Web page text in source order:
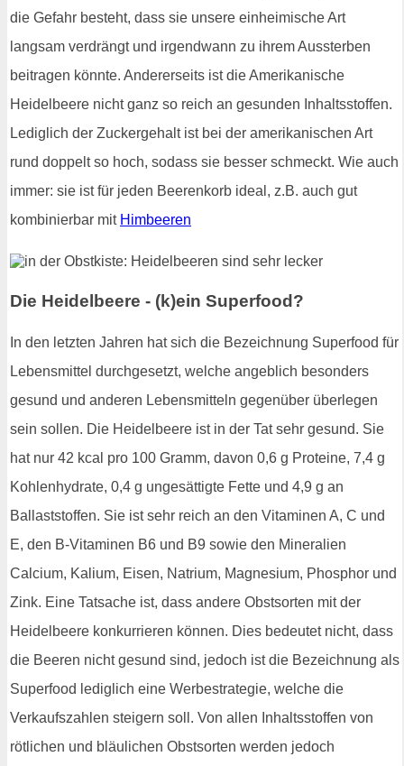
die Gefahr besteht, dass sie unsere einheimische Art
langsam verdrängt und irgendwann zu ihrem Aussterben
beitragen könnte. Andererseits ist die Amerikanische
Heidelbeere nicht ganz so reich an gesunden Inhaltsstoffen.
Lediglich der Zuckergehalt ist bei der amerikanischen Art
rund doppelt so hoch, sodass sie besser schmeckt. Wie auch
immer: sie ist für jeden Beerenkorb ideal, z.B. auch gut
kombinierbar mit Himbeeren
Die Heidelbeere - (k)ein Superfood?
In den letzten Jahren hat sich die Bezeichnung Superfood für
Lebensmittel durchgesetzt, welche angeblich besonders
gesund und anderen Lebensmitteln gegenüber überlegen
sein sollen. Die Heidelbeere ist in der Tat sehr gesund. Sie
hat nur 42 kcal pro 100 Gramm, davon 0,6 g Proteine, 7,4 g
Kohlenhydrate, 0,4 g ungesättigte Fette und 4,9 g an
Ballaststoffen. Sie ist sehr reich an den Vitaminen A, C und
E, den B-Vitaminen B6 und B9 sowie den Mineralien
Calcium, Kalium, Eisen, Natrium, Magnesium, Phosphor und
Zink. Eine Tatsache ist, dass andere Obstsorten mit der
Heidelbeere konkurrieren können. Dies bedeutet nicht, dass
die Beeren nicht gesund sind, jedoch ist die Bezeichnung als
Superfood lediglich eine Werbestrategie, welche die
Verkaufszahlen steigern soll. Von allen Inhaltsstoffen von
rötlichen und bläulichen Obstsorten werden jedoch